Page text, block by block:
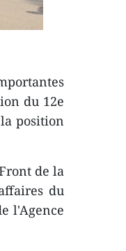
du 12e
position
de la
du
l'Agence